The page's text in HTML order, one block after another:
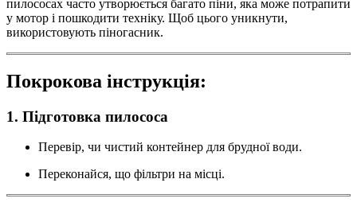
пилососах часто утворюється багато піни, яка може потрапити
у мотор і пошкодити техніку. Щоб цього уникнути,
використовують піногасник.
Покрокова інструкція:
1. Підготовка пилососа
Перевір, чи чистий контейнер для брудної води.
Переконайся, що фільтри на місці.